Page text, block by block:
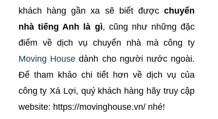
khách hàng gần xa sẽ biết đượcchuyển
nhà tiếng Anh là gì, cũng như những đặc
điểm về dịch vụ chuyển nhà mà công ty
Moving Housedành cho người nước ngoài.
Để tham khảo chi tiết hơn về dịch vụ của
công ty Xá Lợi, quý khách hàng hãy truy cập
website: https://movinghouse.vn/ nhé!